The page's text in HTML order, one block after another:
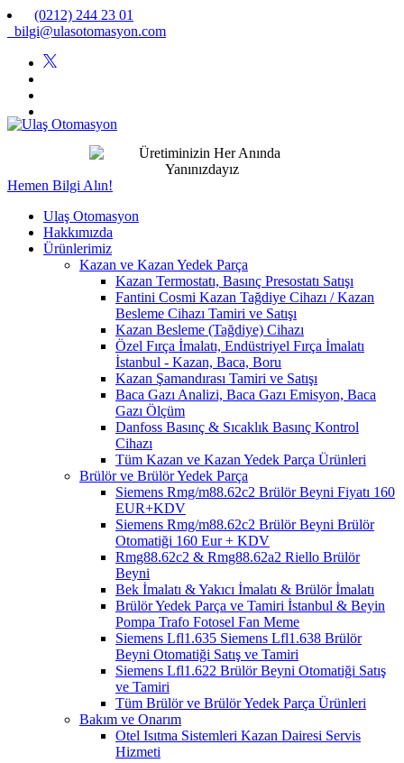
(0212) 244 23 01
bilgi@ulasotomasyon.com
Hemen Bilgi Alın!
Ulaş Otomasyon
Hakkımızda
Ürünlerimiz
Kazan ve Kazan Yedek Parça
Kazan Termostatı, Basınç Presostatı Satışı
Fantini Cosmi Kazan Tağdiye Cihazı / Kazan
Besleme Cihazı Tamiri ve Satışı
Kazan Besleme (Tağdiye) Cihazı
Özel Fırça İmalatı, Endüstriyel Fırça İmalatı
İstanbul - Kazan, Baca, Boru
Kazan Şamandırası Tamiri ve Satışı
Baca Gazı Analizi, Baca Gazı Emisyon, Baca
Gazı Ölçüm
Danfoss Basınç & Sıcaklık Basınç Kontrol
Cihazı
Tüm Kazan ve Kazan Yedek Parça Ürünleri
Brülör ve Brülör Yedek Parça
Siemens Rmg/m88.62c2 Brülör Beyni Fiyatı 160
EUR+KDV
Siemens Rmg/m88.62c2 Brülör Beyni Brülör
Otomatiği 160 Eur + KDV
Rmg88.62c2 & Rmg88.62a2 Riello Brülör
Beyni
Bek İmalatı & Yakıcı İmalatı & Brülör İmalatı
Brülör Yedek Parça ve Tamiri İstanbul & Beyin
Pompa Trafo Fotosel Fan Meme
Siemens Lfl1.635 Siemens Lfl1.638 Brülör
Beyni Otomatiği Satış ve Tamiri
Siemens Lfl1.622 Brülör Beyni Otomatiği Satış
ve Tamiri
Tüm Brülör ve Brülör Yedek Parça Ürünleri
Bakım ve Onarım
Otel Isıtma Sistemleri Kazan Dairesi Servis
Hizmeti